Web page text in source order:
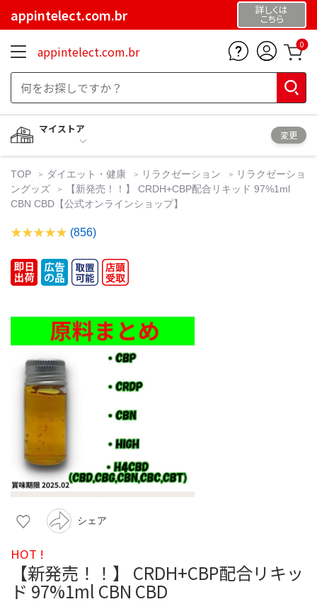
appintelect.com.br 詳しくは
こちら
appintelect.com.br 0
マイストア
変更
TOP ダイエット・健康 リラクゼーション
リラクゼーショ
ングッズ
【新発売！！】 CRDH+CBP配合リキッド 97%1ml
CBN CBD【公式オンラインショップ】
(856)
シェア
HOT !
【新発売！！】 CRDH+CBP配合リキッ
ド 97%1ml CBN CBD